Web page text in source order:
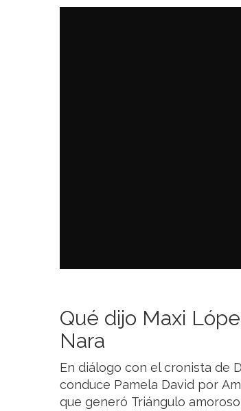
Qué dijo Maxi
Nara
En diálogo con el cronista de
conduce Pamela David por
que generó Triángulo